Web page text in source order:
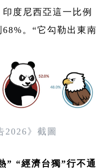
度尼西亞這一比例
。“它勾勒出東南
2026》截圖
” “經濟台獨”行不通